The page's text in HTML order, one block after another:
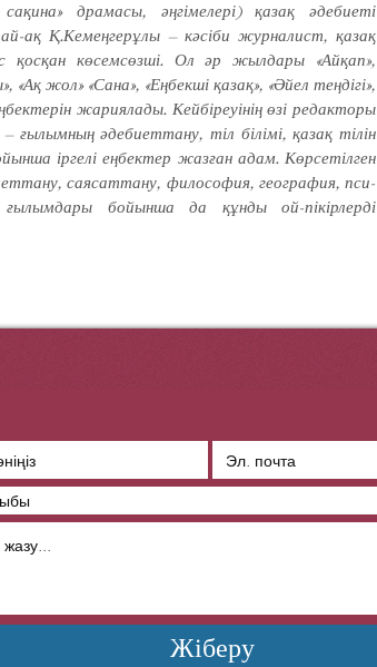
драмасы, әң­гімелері) қазақ әде­биеті
ақ Қ.Кемеңгерұлы – кәсіби журналист, қазақ
қос­қан көсемсөзші. Ол әр жылдары «Ай­қап»,
жол» «Сана», «Еңбекші қазақ», «Әйел теңдігі»,
жариялады. Кей­біреуінің өзі редакторы
әдебиеттану, тіл білімі, қазақ тілін
іргелі еңбектер жазған адам. Көр­сетілген
саясаттану, философия, география, пси­
бойынша да құнды ой-пікірлерді
Жіберу